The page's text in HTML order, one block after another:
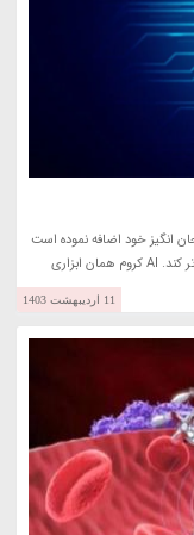
انگیز خود اضافه نموده است
و نوید می دهد که تجربه مرور شما را روان تر و منحصر به فردتر کند. AI کروم همان ابزاری
11 اردیبهشت 1403